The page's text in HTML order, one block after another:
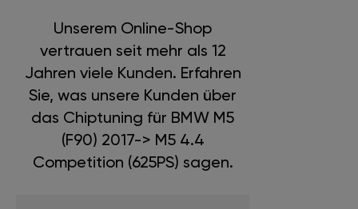
Unserem Online-Shop
vertrauen seit mehr als 12
Jahren viele Kunden. Erfahren
Sie, was unsere Kunden über
das Chiptuning für BMW M5
(F90) 2017-> M5 4.4
Competition (625PS) sagen.